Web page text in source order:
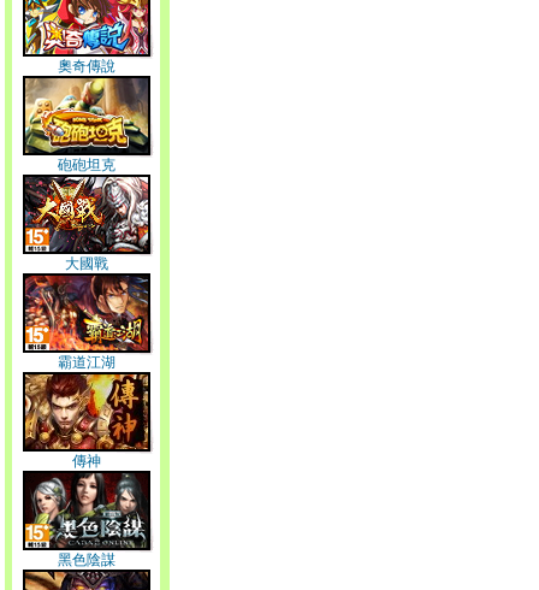
奧奇傳說
砲砲坦克
大國戰
霸道江湖
傳神
黑色陰謀